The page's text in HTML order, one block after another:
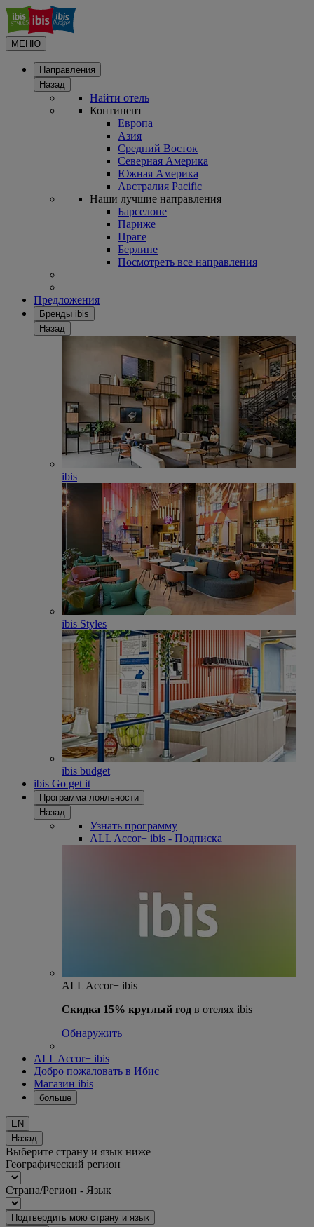
МЕНЮ
Направления
Назад
Найти отель
Континент
Европа
Азия
Средний Восток
Северная Америка
Южная Америка
Австралия Pacific
Наши лучшие направления
Барселоне
Париже
Праге
Берлине
Посмотреть все направления
Предложения
Бренды ibis
Назад
ibis
ibis Styles
ibis budget
ibis Go get it
Программа лояльности
Назад
Узнать программу
ALL Accor+ ibis - Подписка
ALL Accor+ ibis
Скидка 15% круглый год в отелях ibis
Обнаружить
ALL Accor+ ibis
Добро пожаловать в Ибис
Магазин ibis
больше
EN
Назад
Выберите страну и язык ниже
Географический регион
Страна/Регион - Язык
Подтвердить мою страну и язык